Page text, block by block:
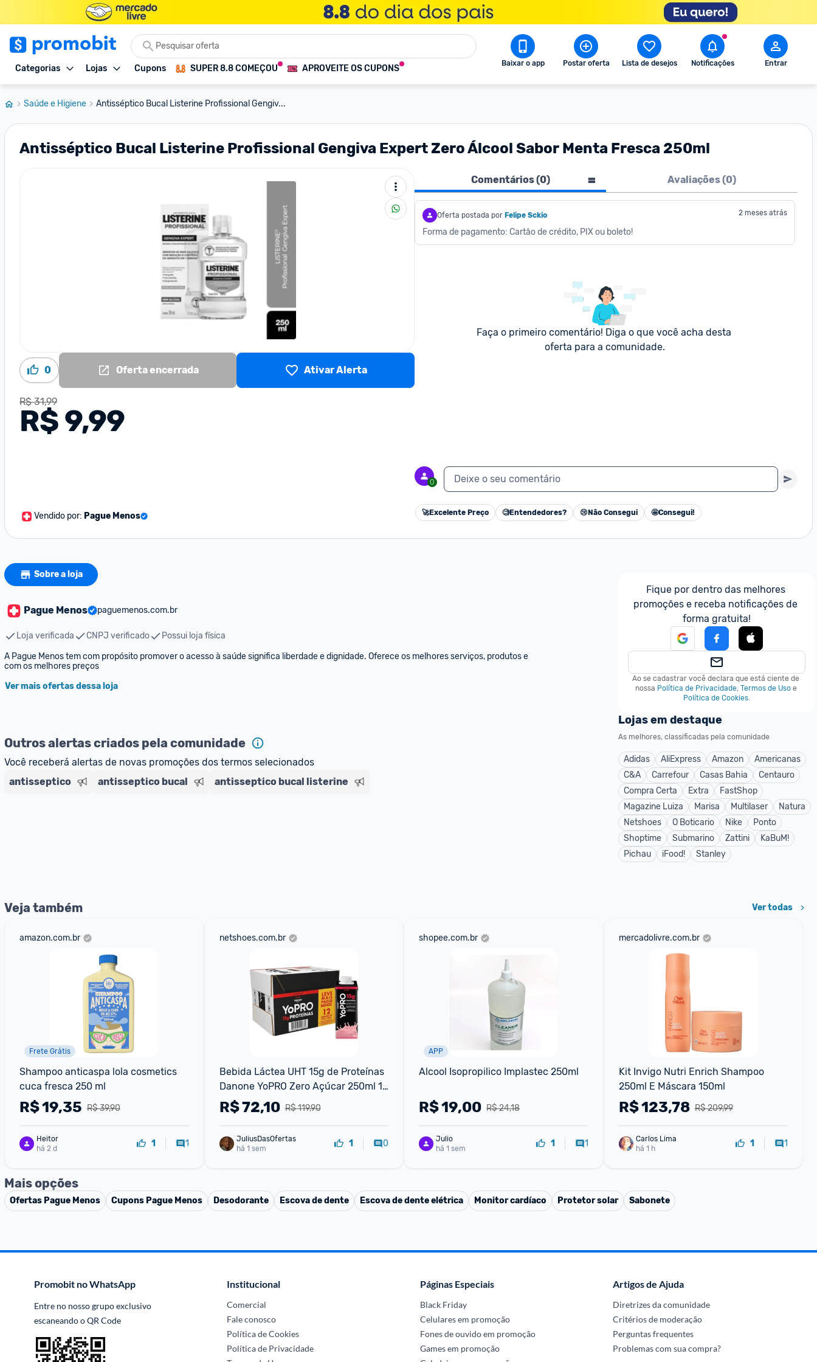
Categorias Lojas Cupons SUPER 8.8 COMEÇOU APROVEITE OS CUPONS Baixar o app Postar oferta Lista de desejos Notificações Entrar
Saúde e Higiene Antisséptico Bucal Listerine Profissional Gengiv...
Antisséptico Bucal Listerine Profissional Gengiva Expert Zero Álcool Sabor Menta Fresca 250ml
0 Oferta encerrada Ativar Alerta
R$ 31,99
R$ 9,99
Vendido por: Pague Menos
Comentários (0) Avaliações (0)
Oferta postada por Felipe Sckio 2 meses atrás
Forma de pagamento: Cartão de crédito, PIX ou boleto!
Faça o primeiro comentário! Diga o que você acha desta
oferta para a comunidade.
0 Deixe o seu comentário
🚀Excelente Preço 🧐Entendedores? 😢 Não Consegui 🤩Consegui!
Sobre a loja
Pague Menos paguemenos.com.br
Loja verificada CNPJ verificado
Possui loja física
A Pague Menos tem com propósito promover o acesso à saúde significa liberdade e dignidade. Oferece os melhores serviços, produtos e
com os melhores preços
Ver mais ofertas dessa loja
Outros alertas criados pela comunidade
Você receberá alertas de novas promoções dos termos selecionados
antisseptico
antisseptico bucal antisseptico bucal listerine
Fique por dentro das melhores
promoções e receba notificações de
forma gratuita!
Ao se cadastrar você declara que está ciente de
nossa Política de Privacidade, Termos de Uso e
Política de Cookies.
Lojas em destaque
As melhores, classificadas pela comunidade
Adidas AliExpress Amazon
Americanas
C&A
Carrefour Casas Bahia
Centauro
Compra Certa
Extra
FastShop
Magazine Luiza
Marisa Multilaser
Natura
Netshoes
O Boticario Nike
Ponto
Shoptime
Submarino Zattini
KaBuM!
Pichau
iFood! Stanley
Veja também Ver todas
amazon.com.br
Frete Grátis
Shampoo anticaspa lola cosmetics
cuca fresca 250 ml
R$ 39,90
R$19,35
Heitor
há 2 d
1 1
netshoes.com.br
Bebida Láctea UHT 15g de Proteínas
Danone YoPRO Zero Açúcar 250ml 12
Unidades
R$ 119,90
R$72,10
JuliusDasOfertas
há 1 sem
1 0
shopee.com.br
APP
Alcool Isopropilico Implastec 250ml
R$ 24,18
R$19,00
Julio
há 1 sem
1 1
mercadolivre.com.br
Kit Invigo Nutri Enrich Shampoo
250ml E Máscara 150ml
R$ 209,99
R$123,78
Carlos Lima
há 1 h
1 1
Mais opções
Ofertas Pague Menos Cupons Pague Menos Desodorante Escova de dente Escova de dente elétrica Monitor cardíaco Protetor solar Sabonete
Promobit no WhatsApp
Entre no nosso grupo exclusivo
escaneando o QR Code
Institucional
Comercial
Fale conosco
Política de Cookies
Política de Privacidade
Páginas Especiais
Black Friday
Celulares em promoção
Fones de ouvido em promoção
Games em promoção
Artigos de Ajuda
Diretrizes da comunidade
Critérios de moderação
Perguntas frequentes
Problemas com sua compra?